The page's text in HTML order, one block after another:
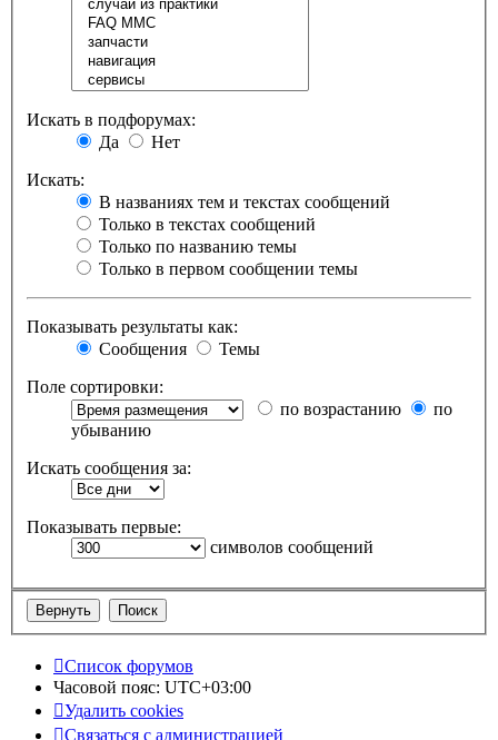
Искать в подфорумах:
Да
Нет
Искать:
В названиях тем и текстах сообщений
Только в текстах сообщений
Только по названию темы
Только в первом сообщении темы
Показывать результаты как:
Сообщения
Темы
Поле сортировки:
по возрастанию
по
убыванию
Искать сообщения за:
Показывать первые:
символов сообщений
Список форумов
Часовой пояс: UTC+03:00
Удалить cookies
Связаться с администрацией